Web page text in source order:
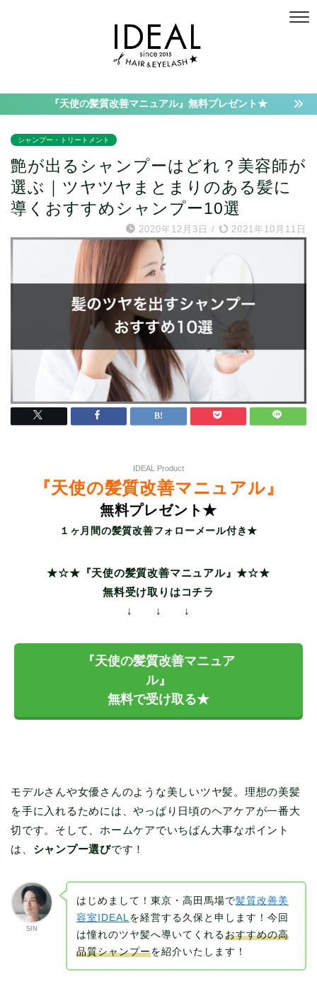
『天使の髪質改善マニュアル』無料プレゼント★
シャンプー・トリートメント
艶が出るシャンプーはどれ？美容師が
選ぶ｜ツヤツヤまとまりのある髪に
導くおすすめシャンプー10選
2020年12月3日 / 2021年10月11日
IDEAL Product
『天使の髪質改善マニュアル』
無料プレゼント★
１ヶ月間の髪質改善フォローメール付き★
★☆★『天使の髪質改善マニュアル』★☆★
無料受け取りはコチラ
↓ ↓ ↓
『天使の髪質改善マニュア
ル』
無料で受け取る★
モデルさんや女優さんのような美しいツヤ髪。理想の美髪
を手に入れるためには、やっぱり日頃のヘアケアが一番大
切です。そして、ホームケアでいちばん大事なポイント
は、 シャンプー選びです！
SIN
はじめまして！東京・高田馬場で髪質改善美
容室IDEALを経営する久保と申します！今回
は憧れのツヤ髪へ導いてくれるおすすめの高
品質シャンプーを紹介いたします！